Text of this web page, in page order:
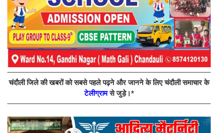
चंदौली जिले की खबरों को सबसे पहले पढ़ने और जानने के लिए चंदौली समाचार के
टेलीग्रामसे जुड़े।*